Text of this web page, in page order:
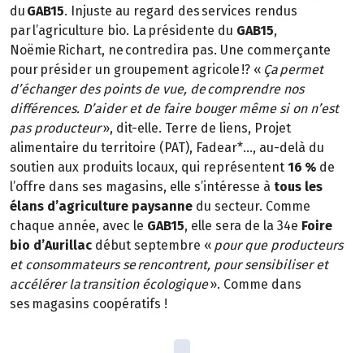
du GAB15. Injuste au regard des services rendus
par l’agriculture bio. La présidente du GAB15,
Noëmie Richart, ne contredira pas. Une commerçante
pour présider un groupement agricole !? « Ça permet
d’échanger des points de vue, de comprendre nos
différences. D’aider et de faire bouger même si on n’est
pas producteur», dit-elle. Terre de liens, Projet
alimentaire du territoire (PAT), Fadear*…, au-delà du
soutien aux produits locaux, qui représentent 16 % de
l’offre dans ses magasins, elle s’intéresse à tous les
élans d’agriculture paysanne du secteur. Comme
chaque année, avec le GAB15, elle sera de la 34e Foire
bio d’Aurillac début septembre « pour que producteurs
et consommateurs se rencontrent, pour sensibiliser et
accélérer la transition écologique». Comme dans
ses magasins coopératifs !